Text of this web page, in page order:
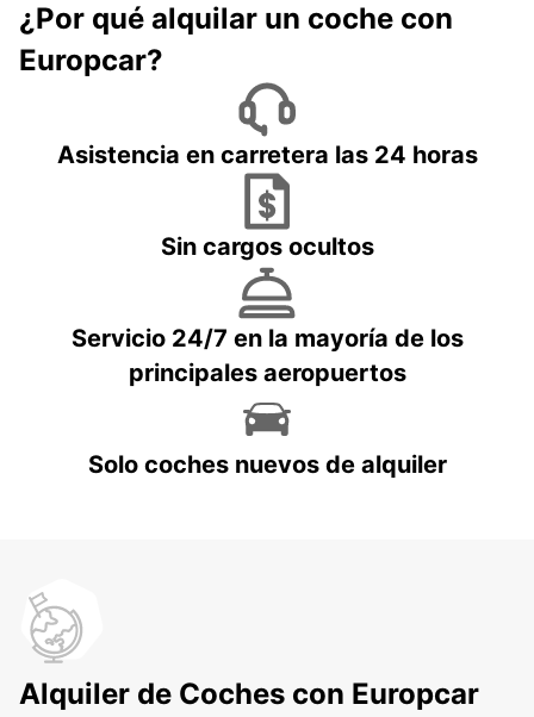
¿Por qué alquilar un coche con
Europcar?
Asistencia en carretera las 24 horas
Sin cargos ocultos
Servicio 24/7 en la mayoría de los
principales aeropuertos
Solo coches nuevos de alquiler
Alquiler de Coches con Europcar